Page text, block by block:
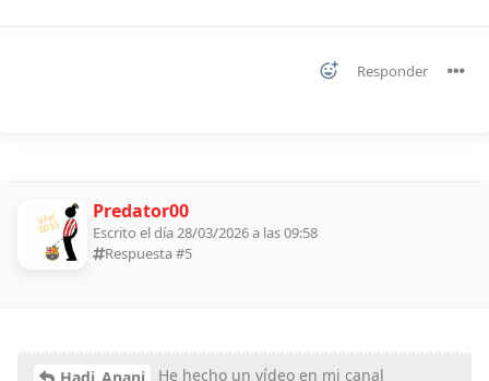
Responder
Predator00
Escrito el día 28/03/2026 a las 09:58
Respuesta #5
He hecho un vídeo en mi canal